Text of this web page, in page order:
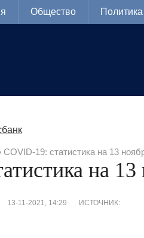
Общество Политика
COVID-19: статистика на 13
на 13
13-11-2021, 14:29 ИСТОЧНИК: